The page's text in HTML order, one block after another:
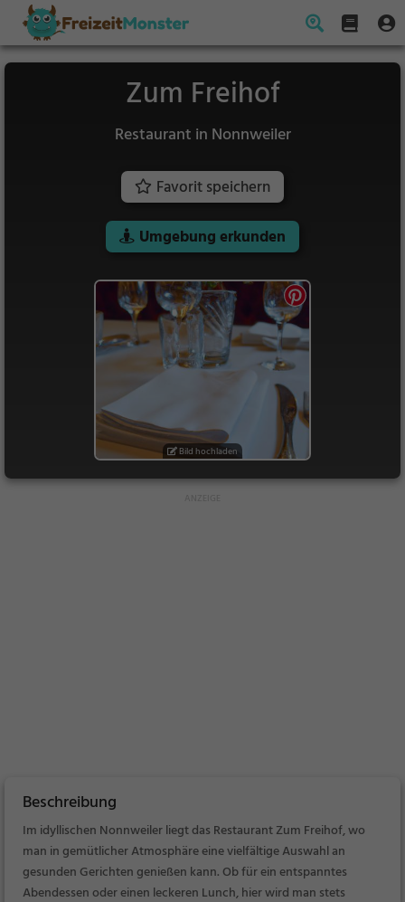
Zum Freihof
Restaurant in Nonnweiler
Favorit speichern
Umgebung erkunden
Bild hochladen
Beschreibung
Im idyllischen Nonnweiler liegt das Restaurant Zum Freihof, wo
man in gemütlicher Atmosphäre eine vielfältige Auswahl an
gesunden Gerichten genießen kann. Ob für ein entspanntes
Abendessen oder einen leckeren Lunch, hier wird man stets